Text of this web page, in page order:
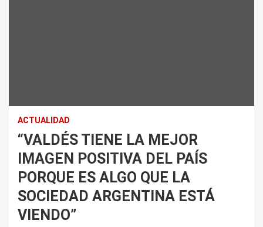
ACTUALIDAD
“VALDÉS TIENE LA MEJOR
IMAGEN POSITIVA DEL PAÍS
PORQUE ES ALGO QUE LA
SOCIEDAD ARGENTINA ESTÁ
VIENDO”